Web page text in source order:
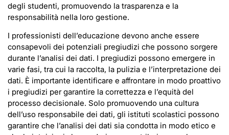
degli studenti, promuovendo la trasparenza e la
responsabilità nella loro gestione.
I professionisti dell’educazione devono anche essere
consapevoli dei potenziali pregiudizi che possono sorgere
durante l’analisi dei dati. I pregiudizi possono emergere in
varie fasi, tra cui la raccolta, la pulizia e l’interpretazione dei
dati. È importante identificare e affrontare in modo proattivo
i pregiudizi per garantire la correttezza e l’equità del
processo decisionale. Solo promuovendo una cultura
dell’uso responsabile dei dati, gli istituti scolastici possono
garantire che l’analisi dei dati sia condotta in modo etico e